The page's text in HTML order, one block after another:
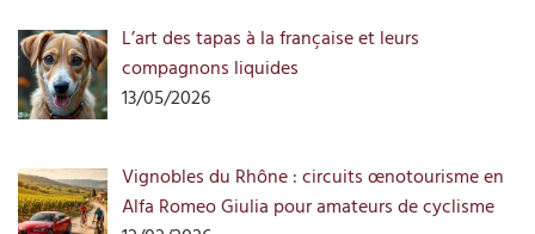
L’art des tapas à la française et leurs
compagnons liquides
13/05/2026
Vignobles du Rhône : circuits œnotourisme en
Alfa Romeo Giulia pour amateurs de cyclisme